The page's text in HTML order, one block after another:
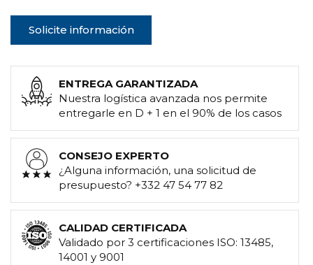
Solicite información
ENTREGA GARANTIZADA
Nuestra logística avanzada nos permite
entregarle en D + 1 en el 90% de los casos
CONSEJO EXPERTO
¿Alguna información, una solicitud de
presupuesto? +332 47 54 77 82
CALIDAD CERTIFICADA
Validado por 3 certificaciones ISO: 13485,
14001 y 9001